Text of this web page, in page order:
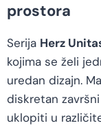
prostora
Serija Herz
kojima se želi
uredan dizajn.
diskretan
uklopiti u